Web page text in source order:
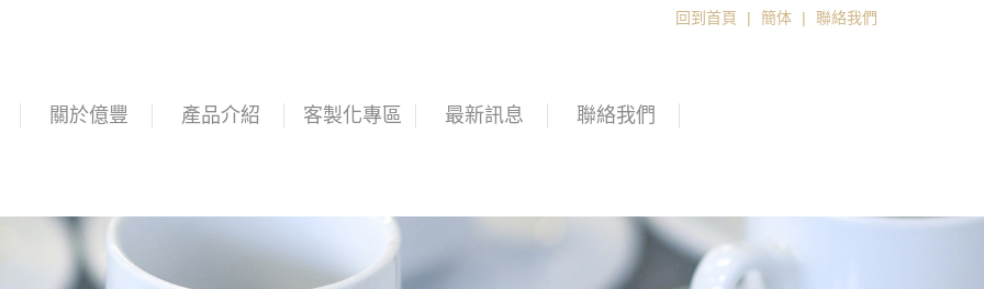
回到首頁 | 簡体 | 聯絡我們
關於億豐 產品介紹 客製化專區 最新訊息 聯絡我們